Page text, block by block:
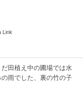
Link
田植え中の圃場では水
雨でした、裏の竹の子